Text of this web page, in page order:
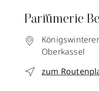
Parfümerie
Oberkassel
zum